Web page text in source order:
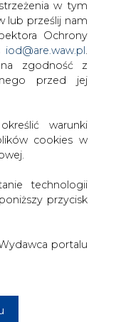
portalu
zgodę
w
w